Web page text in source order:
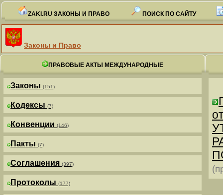
ZAKI.RU ЗАКОНЫ И ПРАВО ПОИСК ПО САЙТУ
Законы и Право
ПРАВОВЫЕ АКТЫ МЕЖДУНАРОДНЫЕ
Законы (151)
Кодексы (7)
Конвенции (146)
Пакты (7)
Соглашения (397)
Протоколы (177)